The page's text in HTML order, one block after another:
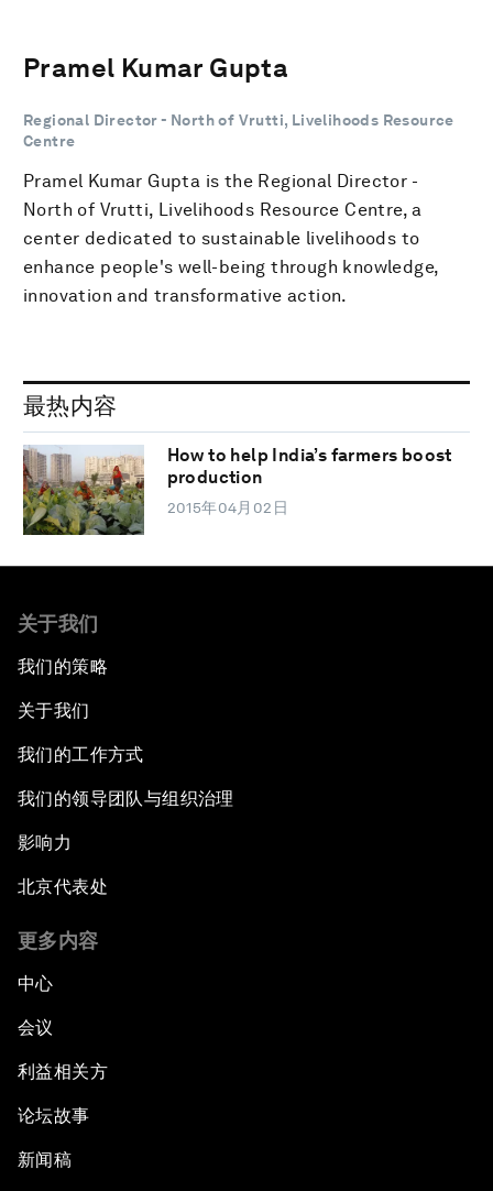
Pramel Kumar Gupta
Regional Director - North of Vrutti, Livelihoods Resource
Centre
Pramel Kumar Gupta is the Regional Director -
North of Vrutti, Livelihoods Resource Centre, a
center dedicated to sustainable livelihoods to
enhance people's well-being through knowledge,
innovation and transformative action.
最热内容
How to help India’s farmers boost
production
2015年04月02日
关于我们
我们的策略
关于我们
我们的工作方式
我们的领导团队与组织治理
影响力
北京代表处
更多内容
中心
会议
利益相关方
论坛故事
新闻稿